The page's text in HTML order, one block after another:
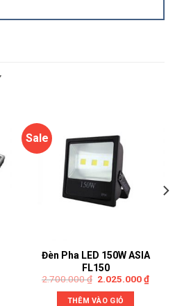
Sale
Đèn Pha LED 150W ASIA
FL150
2.700.000₫ 2.025.000₫
THÊM VÀO GIỎ